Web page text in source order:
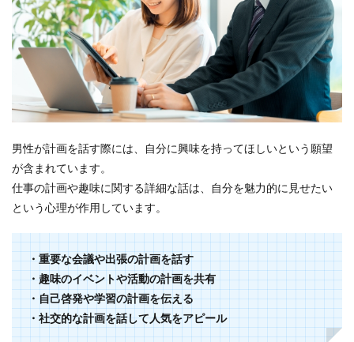
男性が計画を話す際には、自分に興味を持ってほしいという願望
が含まれています。
仕事の計画や趣味に関する詳細な話は、自分を魅力的に見せたい
という心理が作用しています。
・重要な会議や出張の計画を話す
・趣味のイベントや活動の計画を共有
・自己啓発や学習の計画を伝える
・社交的な計画を話して人気をアピール